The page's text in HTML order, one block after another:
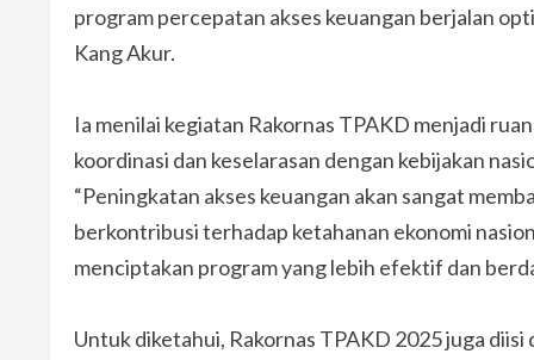
program percepatan akses keuangan berjalan
Kang Akur.
Ia menilai kegiatan Rakornas TPAKD menjadi
koordinasi dan keselarasan dengan kebijakan
“Peningkatan akses keuangan akan sangat
berkontribusi terhadap ketahanan ekonomi
menciptakan program yang lebih efektif dan
Untuk diketahui, Rakornas TPAKD 2025 juga